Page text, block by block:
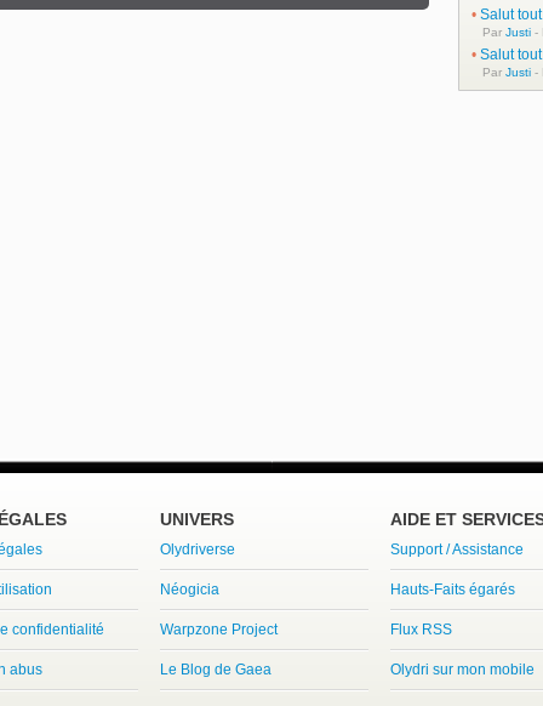
• Salut
Par Justi -
• Salut
Par Justi -
confidentialité
abus
UNIVERS
Olydriverse
Néogicia
Warpzone Project
Le Blog de Gaea
AIDE ET
Support / Assistance
Hauts-Faits égarés
Flux RSS
Olydri sur mon mobile